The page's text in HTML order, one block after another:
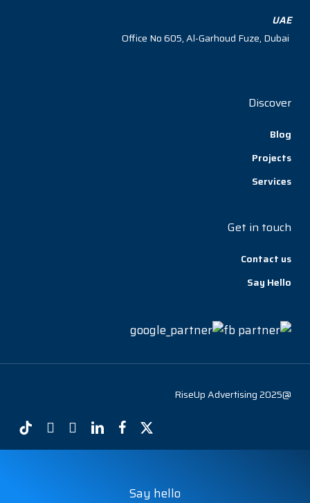
UAE
Discover
Blog
Projects
Services
Get in touch
Contact us
Say Hello
@RiseUp Advertising 2025
x-
facebook
linkedin
youtube
instagram
tiktok
Say hello